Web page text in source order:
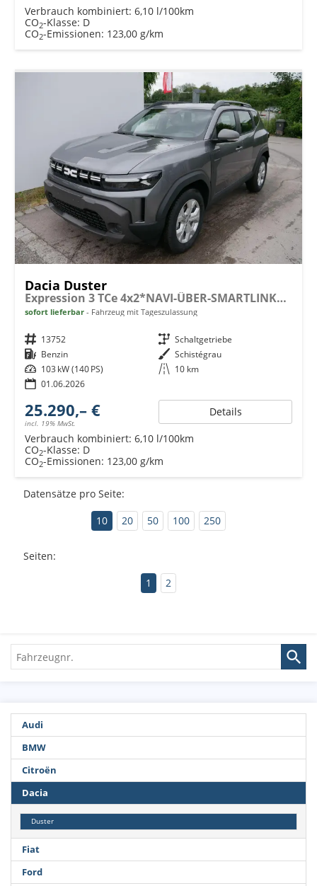
Verbrauch kombiniert: 6,10 l/100km
CO2-Klasse: D
CO2-Emissionen: 123,00 g/km
Dacia Duster
Expression 3 TCe 4x2*NAVI-ÜBER-SMARTLINK*AHK*PDC-KAMERA*LED*SHZ*17-ZOLL
sofort lieferbar Fahrzeug mit Tageszulassung
Fahrzeugnr. 13752 Getriebe Schaltgetriebe
Kraftstoff Benzin Außenfarbe Schistégrau
Leistung 103 kW (140 PS) Kilometerstand 10 km
01.06.2026
25.290,– €
incl. 19% MwSt.
Details
Verbrauch kombiniert: 6,10 l/100km
CO2-Klasse: D
CO2-Emissionen: 123,00 g/km
Datensätze pro Seite:
10
20 50 100 250
Seiten:
1
2
Fahrzeugnr.
Audi
BMW
Citroën
Dacia
Duster
Fiat
Ford